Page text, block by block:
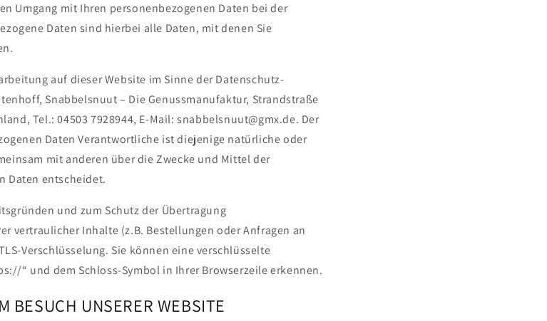
Umgang mit Ihren personenbezogenen Daten bei der
Daten sind hierbei alle Daten, mit denen Sie
auf dieser Website im Sinne der Datenschutz-
Snabbelsnuut – Die Genussmanufaktur, Strandstraße
Tel.: 04503 7928944, E-Mail: snabbelsnuut@gmx.de. Der
Daten Verantwortliche ist diejenige natürliche oder
mit anderen über die Zwecke und Mittel der
Daten entscheidet.
und zum Schutz der Übertragung
vertraulicher Inhalte (z.B. Bestellungen oder Anfragen an
Verschlüsselung. Sie können eine verschlüsselte
“ und dem Schloss-Symbol in Ihrer Browserzeile erkennen.
BESUCH UNSERER WEBSITE